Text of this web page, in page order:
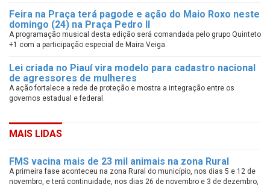
Feira na Praça terá pagode e ação do Maio Roxo neste
domingo (24) na Praça Pedro II
A programação musical desta edição será comandada pelo grupo Quinteto
+1 com a participação especial de Maira Veiga.
Lei criada no Piauí vira modelo para cadastro nacional
de agressores de mulheres
A ação fortalece a rede de proteção e mostra a integração entre os
governos estadual e federal.
MAIS LIDAS
FMS vacina mais de 23 mil animais na zona Rural
A primeira fase aconteceu na zona Rural do município, nos dias 5 e 12 de
novembro, e terá continuidade, nos dias 26 de novembro e 3 de dezembro,